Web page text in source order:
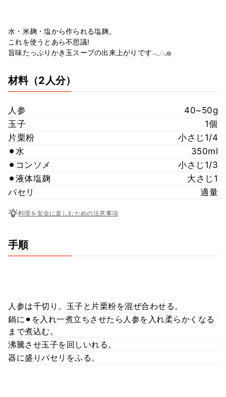
水・米麹・塩から作られる塩麹。
これを使うとあら不思議!
旨味たっぷりかき玉スープの出来上がりです𓂃◌𓈒𓐍
材料（2人分）
人参
40~50g
玉子
1個
片栗粉
小さじ1/4
⚫︎水
350ml
⚫︎コンソメ
小さじ1/3
⚫︎液体塩麹
大さじ1
パセリ
適量
料理を安全に楽しむための注意事項
手順
人参は千切り。玉子と片栗粉を混ぜ合わせる。
鍋に⚫︎を入れ一煮立ちさせたら人参を入れ柔らかくなる
まで煮込む。
沸騰させ玉子を回しいれる。
器に盛りパセリをふる。